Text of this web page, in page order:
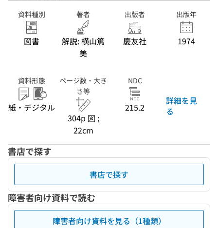
資料種別
図書
著者
解説: 横山篤
美
出版者
慶友社
出版年
1974
資料形態
紙・デジタル
ページ数・大き
さ等
304p 図 ;
22cm
NDC
215.2
詳細を見
る
書店で探す
書店で探す
障害者向け資料で読む
障害者向け資料を見る（1種類）